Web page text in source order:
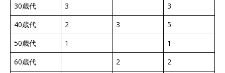
30歳代
3
3
40歳代
2 3
5
50歳代
1
1
60歳代
2
2